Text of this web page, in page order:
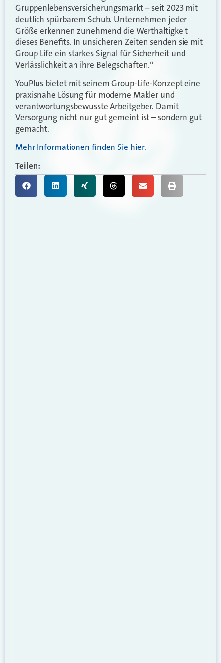
Gruppenlebensversicherungsmarkt – seit 2023 mit
deutlich spürbarem Schub. Unternehmen jeder
Größe erkennen zunehmend die Werthaltigkeit
dieses Benefits. In unsicheren Zeiten senden sie mit
Group Life ein starkes Signal für Sicherheit und
Verlässlichkeit an ihre Belegschaften.“
YouPlus bietet mit seinem Group-Life-Konzept eine
praxisnahe Lösung für moderne Makler und
verantwortungsbewusste Arbeitgeber. Damit
Versorgung nicht nur gut gemeint ist – sondern gut
gemacht.
Mehr Informationen finden Sie hier.
Teilen: